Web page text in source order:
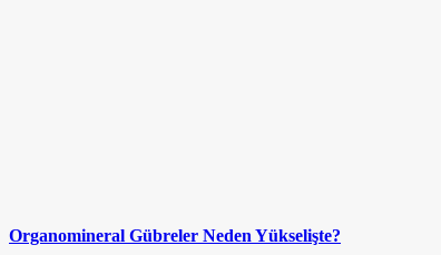
Organomineral Gübreler Neden Yükselişte?